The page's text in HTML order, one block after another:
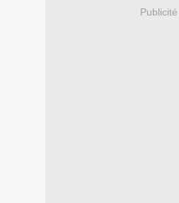
Publicité